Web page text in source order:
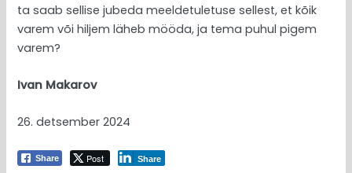
ta saab sellise jubeda meeldetuletuse sellest, et kõik
varem või hiljem läheb mööda, ja tema puhul pigem
varem?
Ivan Makarov
26. detsember 2024
Share Post Share